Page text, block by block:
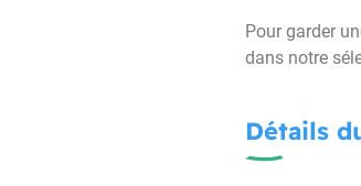
Pour garder
dans notre
Détails